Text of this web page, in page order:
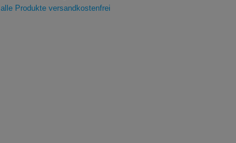
alle Produkte versandkostenfrei